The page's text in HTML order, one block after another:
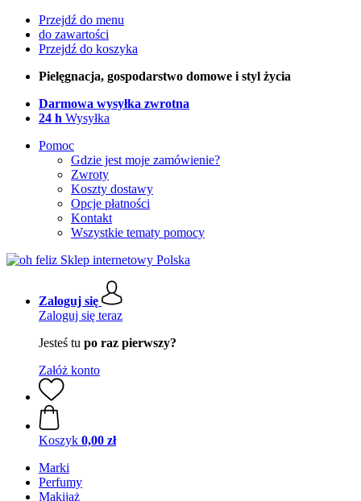
Przejdź do menu
do zawartości
Przejdź do koszyka
Pielęgnacja, gospodarstwo domowe i styl życia
Darmowa wysyłka zwrotna
24 h Wysyłka
Pomoc
Gdzie jest moje zamówienie?
Zwroty
Koszty dostawy
Opcje płatności
Kontakt
Wszystkie tematy pomocy
Zaloguj się
Zaloguj się teraz
Jesteś tu po raz pierwszy?
Załóż konto
Koszyk 0,00 zł
Marki
Perfumy
Makijaż